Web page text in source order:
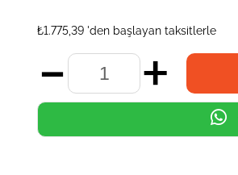
₺1.775,39 'den başlayan taksitlerle